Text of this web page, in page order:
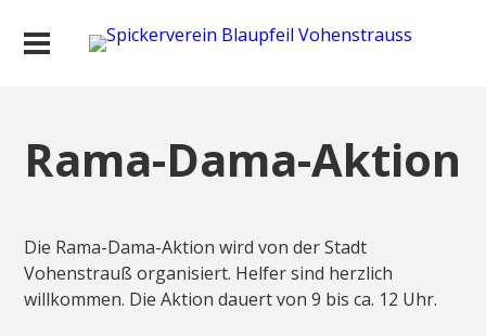
Rama-Dama-Aktion
Die Rama-Dama-Aktion wird von der Stadt
Vohenstrauß organisiert. Helfer sind herzlich
willkommen. Die Aktion dauert von 9 bis ca. 12 Uhr.